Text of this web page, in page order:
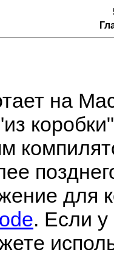
на
для
. Если